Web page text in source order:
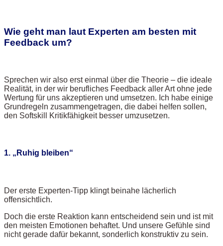
Wie geht man laut Experten am besten mit
Feedback um?
Sprechen wir also erst einmal über die Theorie – die ideale
Realität, in der wir berufliches Feedback aller Art ohne jede
Wertung für uns akzeptieren und umsetzen. Ich habe einige
Grundregeln zusammengetragen, die dabei helfen sollen,
den Softskill Kritikfähigkeit besser umzusetzen.
1. „Ruhig bleiben“
Der erste Experten-Tipp klingt beinahe lächerlich
offensichtlich.
Doch die erste Reaktion kann entscheidend sein und ist mit
den meisten Emotionen behaftet. Und unsere Gefühle sind
nicht gerade dafür bekannt, sonderlich konstruktiv zu sein.